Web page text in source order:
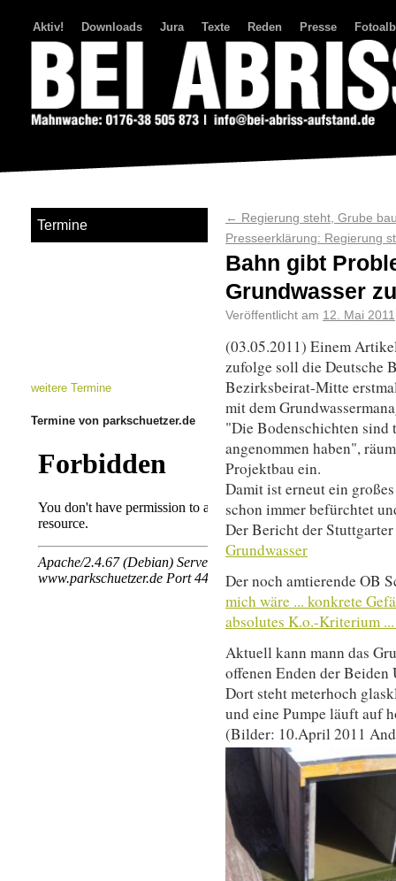
Aktiv! Downloads Jura Texte Reden Presse
← Regierung steht, Grube
Presseerklärung: Regierung
Bahn gibt
Grundwasser
Veröffentlicht am 12. Mai 2011
(03.05.2011) Einem
zufolge soll die Deutsche
Bezirksbeirat-Mitte
mit dem
"Die Bodenschichten sind
angenommen haben",
Projektbau ein.
Damit ist erneut ein
schon immer befürchtet
Der Bericht der
Grundwasser
Der noch amtierende OB
mich wäre ... konkrete
absolutes K.o.-Kriterium
Aktuell kann mann das
offenen Enden der Beiden
Dort steht meterhoch
und eine Pumpe läuft auf
(Bilder: 10.April 2011
Termine
weitere Termine
Termine von parkschuetzer.de